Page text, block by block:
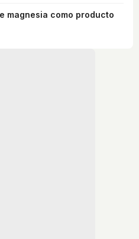
magnesia como producto